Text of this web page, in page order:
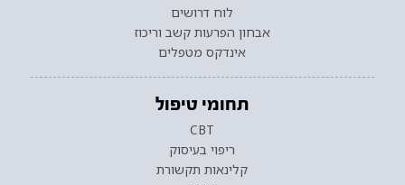
לוח דרושים
אבחון הפרעות קשב וריכוז
אינדקס מטפלים
תחומי טיפול
CBT
ריפוי בעיסוק
קלינאות תקשורת